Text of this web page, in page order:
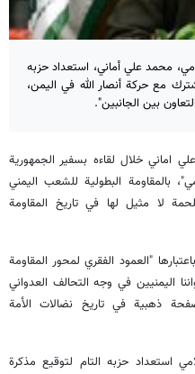
محمد علي أماني، استعداد حزبه
مع حركة أنصار الله في اليمن،
بين الجانبين".
اماني خلال لقاءه بسفير الجمهورية
بالمقاومة البطولية للشعب اليمني
لا مثيل لها في تاريخ المقاومة
"العمود الفقري لمحور المقاومة
اليمنيين في وجه التحالف العدواني
ذهبية في تاريخ نضالات الأمة
استعداد حزبه التام لتوقيع مذكرة